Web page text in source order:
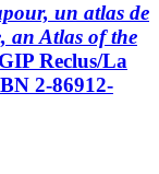
un atlas de
an Atlas of the
Reclus/La
2-86912-